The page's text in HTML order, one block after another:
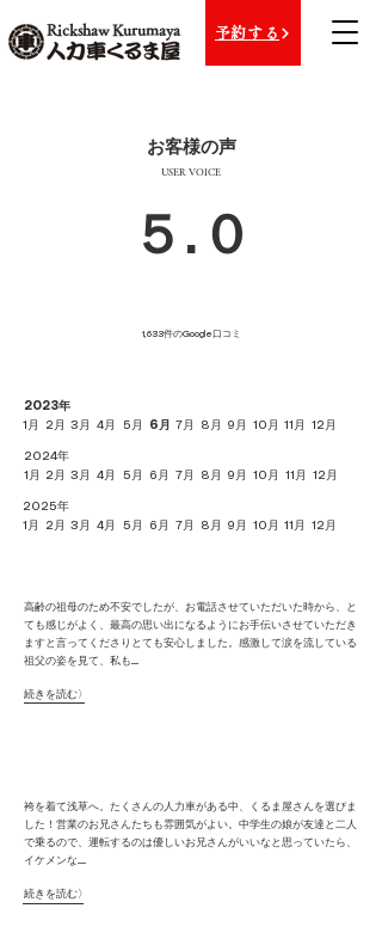
Rickshaw Kurumaya 予約する
​お客様の声
USER VOICE
​５.０
1,633件のGoogle口コミ
2023年
2月
4月
1月 3月 6月
5月 7月 8月 9月 10月 11月 12月
2024年
2月
1月 3月 4月 5月 6月 7月 8月 9月 10月 11月 12月
2025年
1月
2月 3月 4月 5月 6月 7月 8月 9月 10月 11月 12月
​高齢の祖母のため不安でしたが、​お電話させていただいた時から、と
ても感じがよく、最高の思い出になるようにお手伝いさせていただき
ますと言ってくださりとても安心しました。感激して涙を流している
祖父の姿を見て、私も......
続きを読む〉
​袴を着て浅草へ。たくさんの人力車がある中、くるま屋さんを選びま
した！営業のお兄さんたちも雰囲気がよい。中学生の娘が友達と二人
で乗るので、運転するのは優しいお兄さんがいいなと思っていたら、
イケメンな.......
続きを読む〉